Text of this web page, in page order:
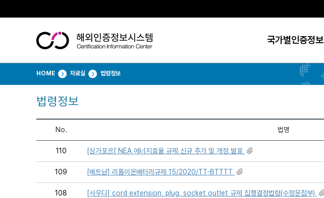
국가별인증정보
HOME 자료실 법령정보
법령정보
No. 법명
110 [싱가포르[ NEA 에너지효율 규제 신규 추가 및 개정 발표
109 [베트남] 리튬이온배터리규제 15/2020/TT-BTTTT
108 [사우디] cord extension, plug, socket outlet 규제 집행결정법령(수정문첨부)